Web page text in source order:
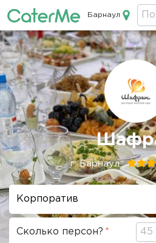
Кейтеринг
Барнаул
Строка
навигации
г. Барнаул
Повод
проведения
Сколько персон?